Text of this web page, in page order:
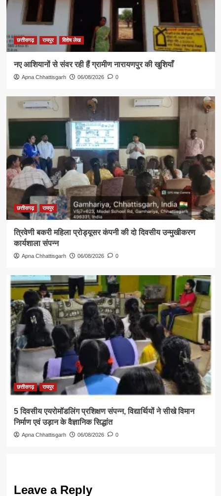
छत्तीसगढ़ रायपुर विशेष लेख
नए आशियानों से संवर रही हैं ग्रामीण नारायणपुर की खुशियाँ
Apna Chhattisgarh 06/08/2026 0
छत्तीसगढ़ रायपुर
त्रिवेणी बकरी महिला प्रोड्यूसर कंपनी की दो दिवसीय उन्मुखीकरण
कार्यशाला संपन्न
Apna Chhattisgarh 06/08/2026 0
छत्तीसगढ़ रायपुर
5 दिवसीय एयरोमॉडलिंग प्रशिक्षण संपन्न, विद्यार्थियों ने सीखे विमान
निर्माण एवं उड़ान के वैज्ञानिक सिद्धांत
Apna Chhattisgarh 06/08/2026 0
Leave a Reply